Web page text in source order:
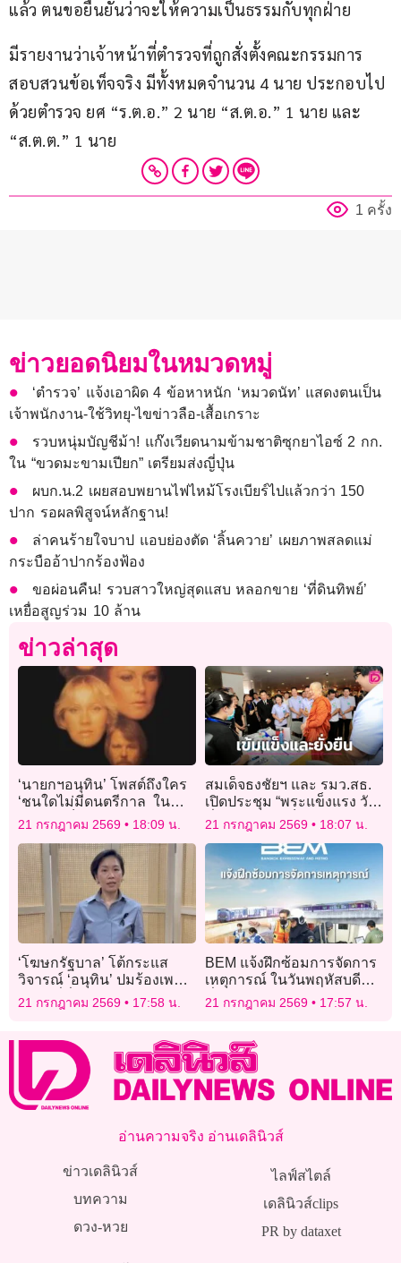
แล้ว ตนขอยืนยันว่าจะให้ความเป็นธรรมกับทุกฝ่าย
มีรายงานว่าเจ้าหน้าที่ตำรวจที่ถูกสั่งตั้งคณะกรรมการ
สอบสวนข้อเท็จจริง มีทั้งหมดจำนวน 4 นาย ประกอบไป
ด้วยตำรวจ ยศ “ร.ต.อ.” 2 นาย “ส.ต.อ.” 1 นาย และ
“ส.ต.ต.” 1 นาย
1 ครั้ง
ข่าวยอดนิยมในหมวดหมู่
‘ตำรวจ’ แจ้งเอาผิด 4 ข้อหาหนัก ‘หมวดนัท’ แสดงตนเป็น
เจ้าพนักงาน-ใช้วิทยุ-ไขข่าวลือ-เสื้อเกราะ
รวบหนุ่มบัญชีม้า! แก๊งเวียดนามข้ามชาติซุกยาไอซ์ 2 กก.
ใน “ขวดมะขามเปียก” เตรียมส่งญี่ปุ่น
ผบก.น.2 เผยสอบพยานไฟไหม้โรงเบียร์ไปแล้วกว่า 150
ปาก รอผลพิสูจน์หลักฐาน!
ล่าคนร้ายใจบาป แอบย่องตัด ‘ลิ้นควาย’ เผยภาพสลดแม่
กระบืออ้าปากร้องฟ้อง
ขอผ่อนคืน! รวบสาวใหญ่สุดแสบ หลอกขาย ‘ที่ดินทิพย์’
เหยื่อสูญร่วม 10 ล้าน
ข่าวล่าสุด
‘นายกฯอนุทิน’ โพสต์ถึงใคร
‘ชนใดไม่มีดนตรีกาล ใน
สันดานเป็นคนชอบกล
นัก’เขานั้นเหมาะคิดขบถ
อัปลักษณ์
21 กรกฎาคม 2569 18:09 น.
สมเด็จธงชัยฯ และ รมว.สธ.
เปิดประชุม “พระแข็งแรง วัด
มั่นคง ชุมชนเป็นสุข”
21 กรกฎาคม 2569 18:07 น.
‘โฆษกรัฐบาล’ โต้กระแส
วิจารณ์ ‘อนุทิน’ ปมร้องเพลง
‘เถียนมี่มี่’ ระหว่างเยือนจีน
ย้ำเป็นตัวอย่าง ‘การทูตด้วย
21 กรกฎาคม 2569 17:58 น.
BEM แจ้งฝึกซ้อมการจัดการ
เหตุการณ์ ในวันพฤหัสบดี
ที่ 23 กรกฎาคม 2569
21 กรกฎาคม 2569 17:57 น.
อ่านความจริง อ่านเดลินิวส์
ข่าวเดลินิวส์
บทความ
ดวง-หวย
ไลฟ์สไตล์
เดลินิวส์clips
PR by dataxet